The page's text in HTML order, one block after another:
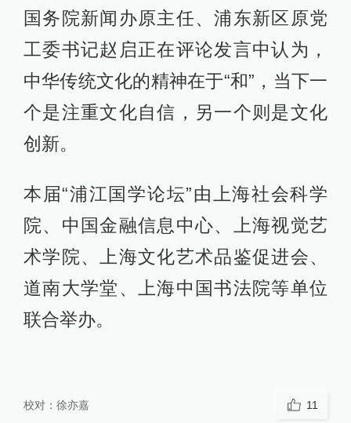
国务院新闻办原主任、浦东新区原党
工委书记赵启正在评论发言中认为，
中华传统文化的精神在于“和”，当下一
个是注重文化自信，另一个则是文化
创新。
本届“浦江国学论坛”由上海社会科学
院、中国金融信息中心、上海视觉艺
术学院、上海文化艺术品鉴促进会、
道南大学堂、上海中国书法院等单位
联合举办。
校对： 徐亦嘉 11